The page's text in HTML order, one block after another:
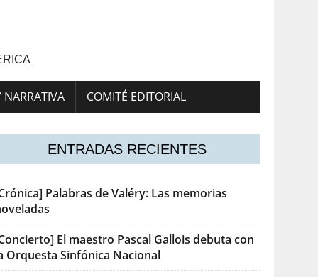
NARRATIVA COMITÉ EDITORIAL
ENTRADAS RECIENTES
Palabras de Valéry: Las memorias
El maestro Pascal Gallois debuta con
Orquesta Sinfónica Nacional